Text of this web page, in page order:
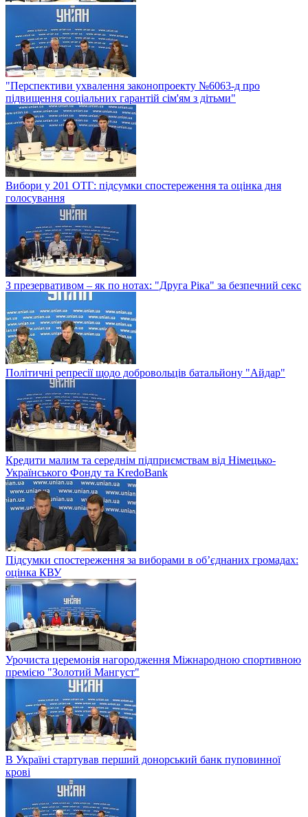
"Перспективи ухвалення законопроекту №6063-д про
підвищення соціальних гарантій сім'ям з дітьми"
Вибори у 201 ОТГ: підсумки спостереження та оцінка дня
голосування
З презервативом – як по нотах: "Друга Ріка" за безпечний секс
Політичні репресії щодо добровольців батальйону "Айдар"
Кредити малим та середнім підприємствам від Німецько-
Українського Фонду та KredoBank
Підсумки спостереження за виборами в об’єднаних громадах:
оцінка КВУ
Урочиста церемонія нагородження Міжнародною спортивною
премією "Золотий Мангуст"
В Україні стартував перший донорський банк пуповинної
крові